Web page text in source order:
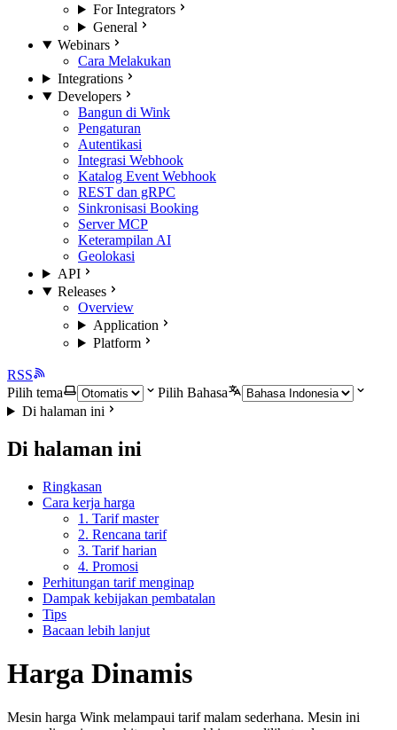
For Integrators
General
Webinars
Cara Melakukan
Integrations
Developers
Bangun di Wink
Pengaturan
Autentikasi
Integrasi Webhook
Katalog Event Webhook
REST dan gRPC
Sinkronisasi Booking
Server MCP
Keterampilan AI
Geolokasi
API
Releases
Overview
Application
Platform
RSS
Pilih tema
Pilih Bahasa
Di halaman ini
Di halaman ini
Ringkasan
Cara kerja harga
1. Tarif master
2. Rencana tarif
3. Tarif harian
4. Promosi
Perhitungan tarif menginap
Dampak kebijakan pembatalan
Tips
Bacaan lebih lanjut
Harga Dinamis
Mesin harga Wink melampaui tarif malam sederhana. Mesin ini